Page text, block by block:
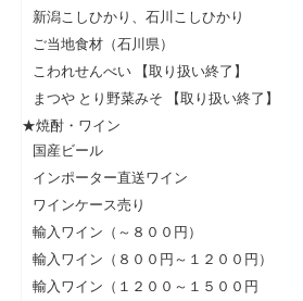
新潟こしひかり、石川こしひかり
ご当地食材（石川県）
こわれせんべい 【取り扱い終了】
まつや とり野菜みそ 【取り扱い終了】
★焼酎・ワイン
国産ビール
インポーター直送ワイン
ワインケース売り
輸入ワイン（～８００円）
輸入ワイン（８００円～１２００円）
輸入ワイン（１２００～１５００円